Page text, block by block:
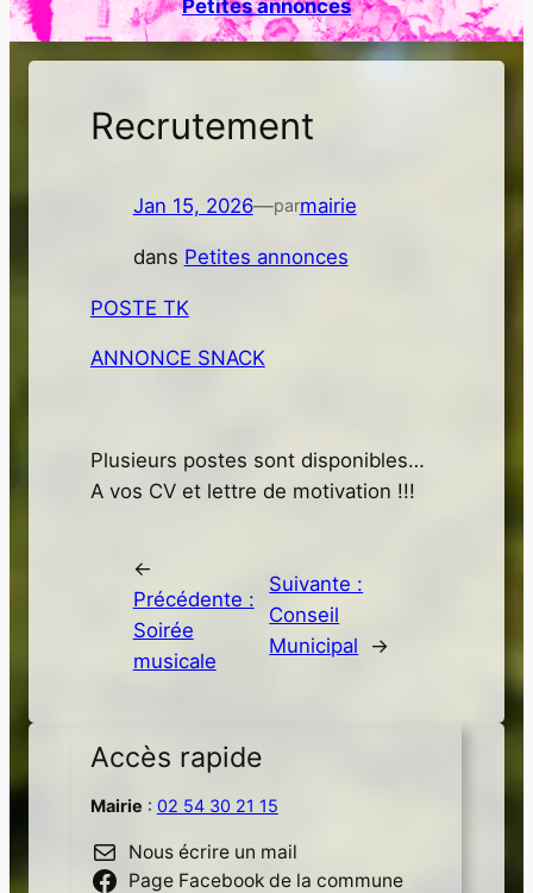
h
e
r
Petites annonces
Recrutement
Jan 15, 2026—parmairie
dans Petites annonces
POSTE TK
ANNONCE SNACK
Plusieurs postes sont disponibles…
A vos CV et lettre de motivation !!!
←
Précédente :
Soirée
musicale
Suivante :
Conseil
Municipal
→
Accès rapide
Mairie : 02 54 30 21 15
Nous écrire un mail
Page Facebook de la commune